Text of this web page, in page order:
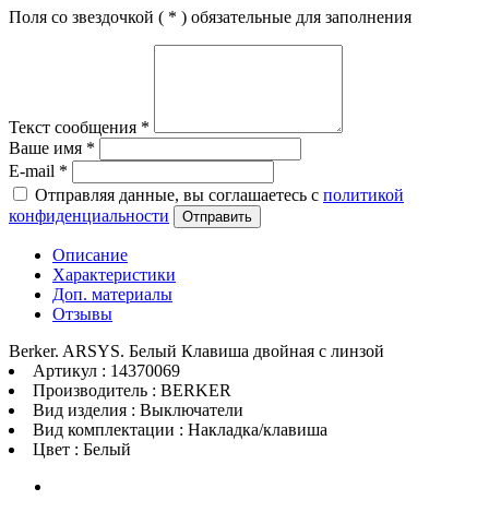
Поля со звездочкой ( * ) обязательные для заполнения
Текст сообщения *
Ваше имя *
E-mail *
Отправляя данные, вы соглашаетесь с политикой
конфиденциальности
Отправить
Описание
Характеристики
Доп. материалы
Отзывы
Berker. ARSYS. Белый Клавиша двойная с линзой
Артикул : 14370069
Производитель : BERKER
Вид изделия : Выключатели
Вид комплектации : Накладка/клавиша
Цвет : Белый